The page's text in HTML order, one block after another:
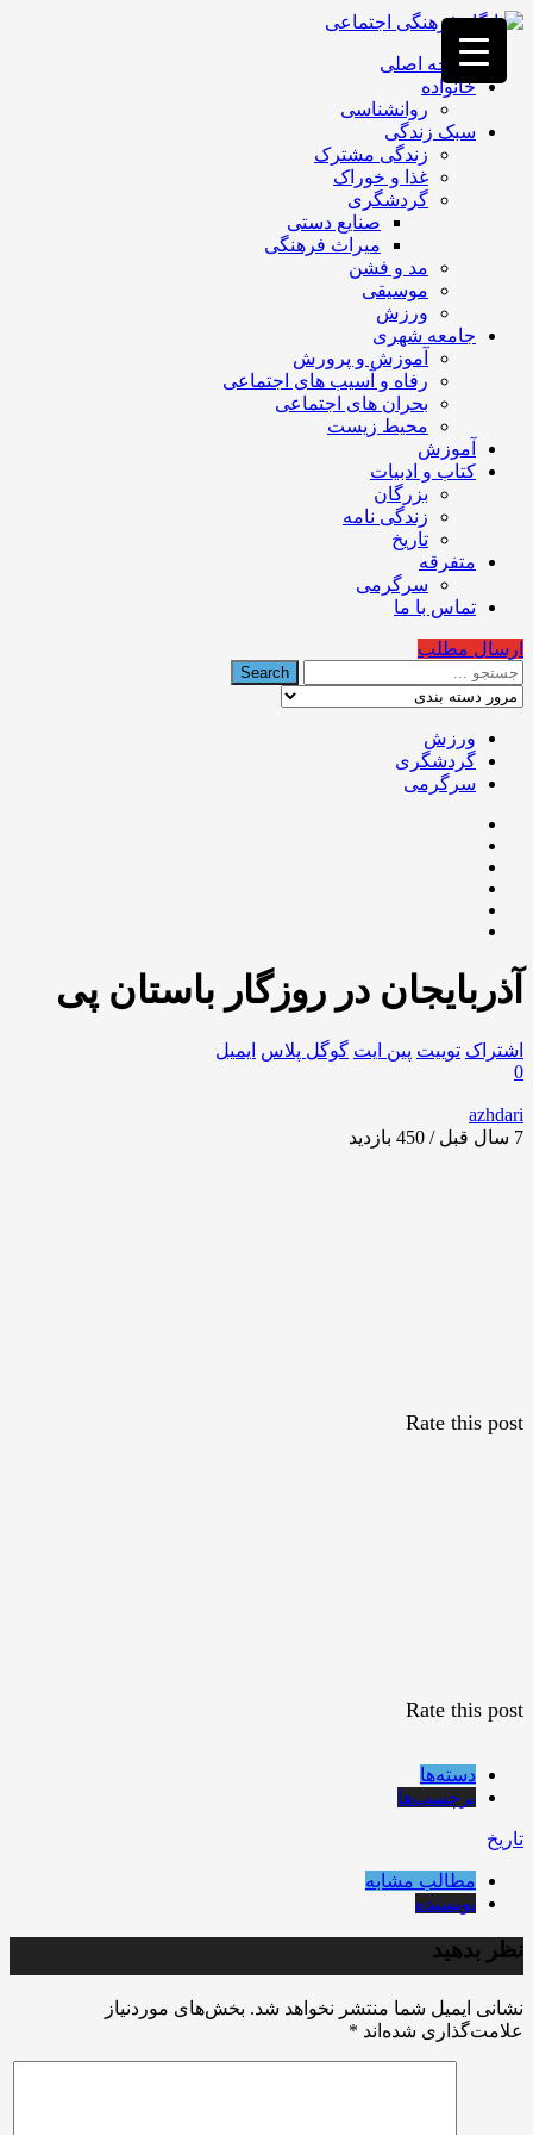
فصد
خون
غرب
تهران
خشکشویی
تصفیه
تهران
صفحه اصلی
خانواده
روانشناسی
سبک زندگی
زندگی مشترک
غذا و خوراک
گردشگری
صنایع دستی
میراث فرهنگی
مد و فشن
موسیقی
ورزش
جامعه شهری
آموزش و پرورش
رفاه و آسیب های اجتماعی
بحران های اجتماعی
محیط زیست
آموزش
کتاب و ادبیات
بزرگان
زندگی نامه
تاریخ
متفرقه
سرگرمی
تماس با ما
ارسال مطلب
ورزش
گردشگری
سرگرمی
آذربایجان در روزگار باستان پی
اشتراک توییت پین ایت گوگل‌ پلاس ایمیل
0
azhdari
7 سال قبل / 450
بازدید
Rate this post
Rate this post
دسته‌ها
برچسب‌ها
تاریخ
مطالب مشابه
نویسنده
نظر بدهید
نشانی ایمیل شما منتشر نخواهد شد. بخش‌های موردنیاز
علامت‌گذاری شده‌اند *